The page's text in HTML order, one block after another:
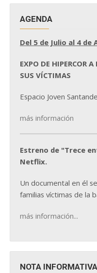
AGENDA
Del 5 de Julio al 4 de
EXPO DE HIPERCOR
SUS VÍCTIMAS
Espacio Joven
más información
Estreno de "Trece
Netflix.
Un documental en él
familias víctimas de la
más información...
NOTA INFORMATIVA